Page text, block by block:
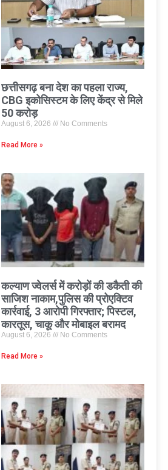
छत्तीसगढ़ बना देश का पहला राज्य,
CBG इकोसिस्टम के लिए केंद्र से मिले
50 करोड़
August 6, 2026 No Comments
Read More »
कल्याण ज्वेलर्स में करोड़ों की डकैती की
साजिश नाकाम,पुलिस की प्रोएक्टिव
कार्रवाई, 3 आरोपी गिरफ्तार; पिस्टल,
कारतूस, चाकू और मोबाइल बरामद
August 6, 2026 No Comments
Read More »